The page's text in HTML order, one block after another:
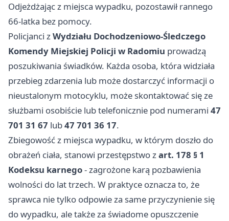
Odjeżdżając z miejsca wypadku, pozostawił rannego
66-latka bez pomocy.
Policjanci zWydziału Dochodzeniowo-Śledczego
Komendy Miejskiej Policji w Radomiu prowadzą
poszukiwania świadków. Każda osoba, która widziała
przebieg zdarzenia lub może dostarczyć informacji o
nieustalonym motocyklu, może skontaktować się ze
służbami osobiście lub telefonicznie pod numerami 47
701 31 67 lub47 701 36 17.
Zbiegowość z miejsca wypadku, w którym doszło do
obrażeń ciała, stanowi przestępstwo zart. 178 § 1
Kodeksu karnego- zagrożone karą pozbawienia
wolności do lat trzech. W praktyce oznacza to, że
sprawca nie tylko odpowie za same przyczynienie się
do wypadku, ale także za świadome opuszczenie